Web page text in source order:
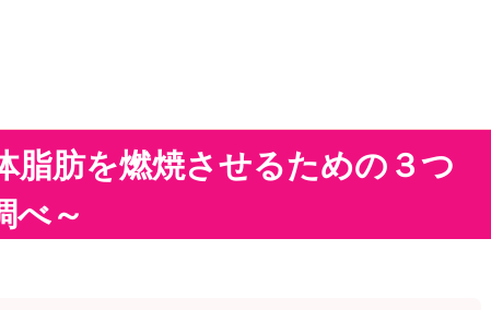
脂肪を燃焼させるための３つ
べ～